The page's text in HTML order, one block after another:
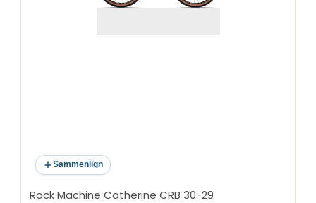
Sammenlign
Rock Machine Catherine CRB 30-29